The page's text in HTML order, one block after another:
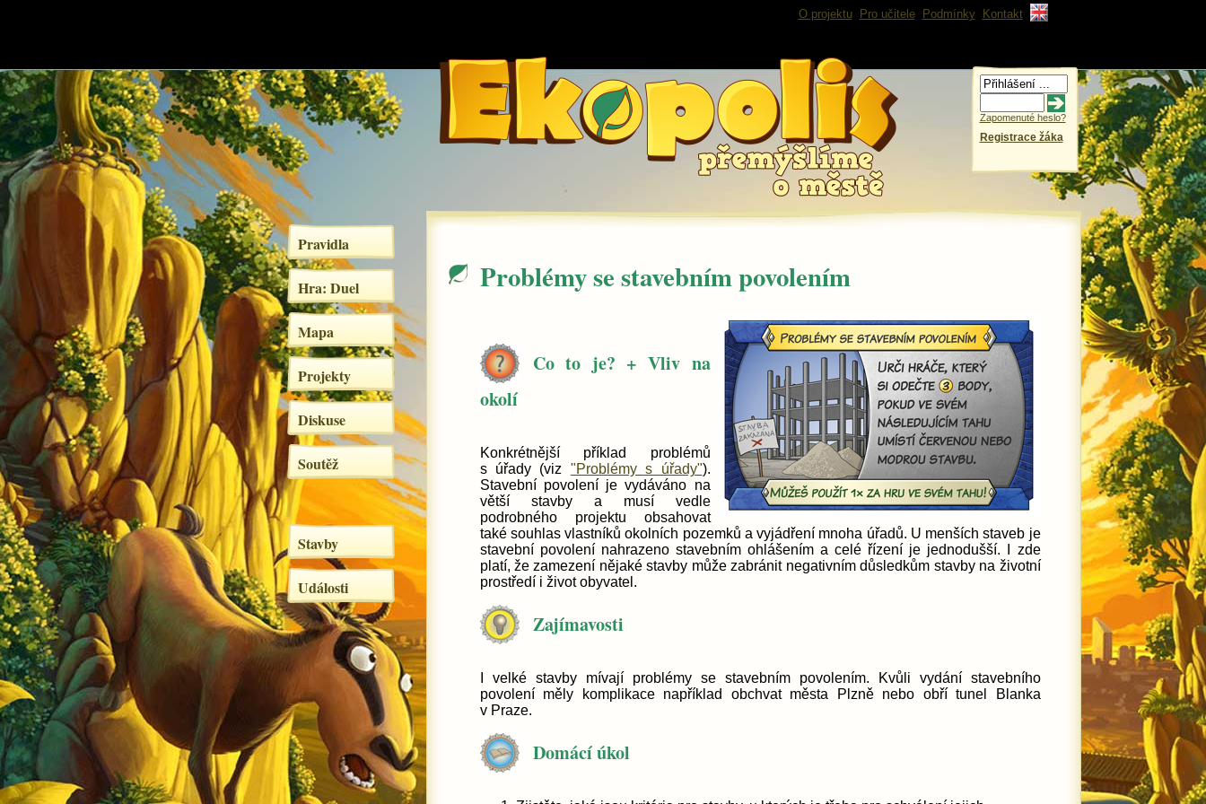
O projektu Pro učitele Podmínky Kontakt
Zapomenuté heslo?
Registrace žáka
Pravidla
Hra: Duel
Mapa
Projekty
Diskuse
Soutěž
Stavby
Události
Problémy se stavebním povolením
Co to je? + Vliv na
okolí
Konkrétnější příklad problémů
s úřady (viz "Problémy s úřady").
Stavební povolení je vydáváno na
větší stavby a musí vedle
podrobného projektu obsahovat
také souhlas vlastníků okolních pozemků a vyjádření mnoha úřadů. U menších staveb je
stavební povolení nahrazeno stavebním ohlášením a celé řízení je jednodušší. I zde
platí, že zamezení nějaké stavby může zabránit negativním důsledkům stavby na životní
prostředí i život obyvatel.
Zajímavosti
I velké stavby mívají problémy se stavebním povolením. Kvůli vydání stavebního
povolení měly komplikace například obchvat města Plzně nebo obří tunel Blanka
v Praze.
Domácí úkol